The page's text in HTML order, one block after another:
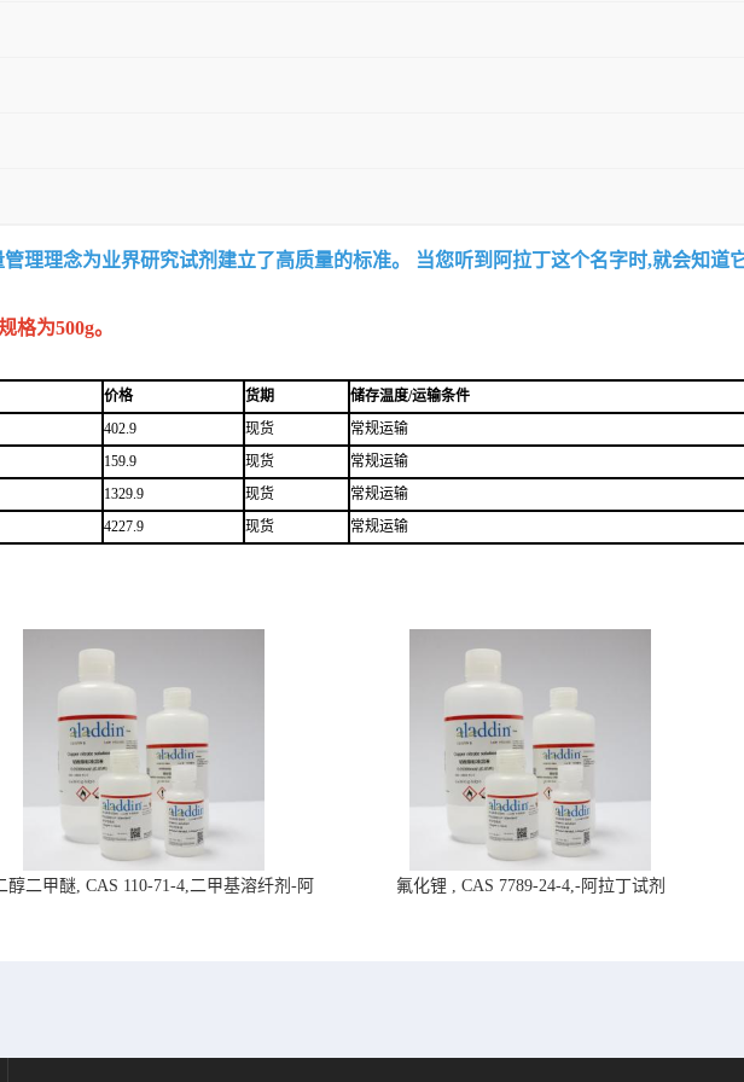
理理念为业界研究试剂建立了高质量的标准。 当您听到阿拉丁这个名字时,就会知道
为500g。
价格 货期
储存温度/运输条件
402.9 现货
常规运输
159.9 现货
常规运输
1329.9 现货
常规运输
4227.9 现货 常规运输
醇二甲醚, CAS 110-71-4,二甲基溶纤剂-阿
氟化锂 , CAS 7789-24-4,-阿拉丁试剂